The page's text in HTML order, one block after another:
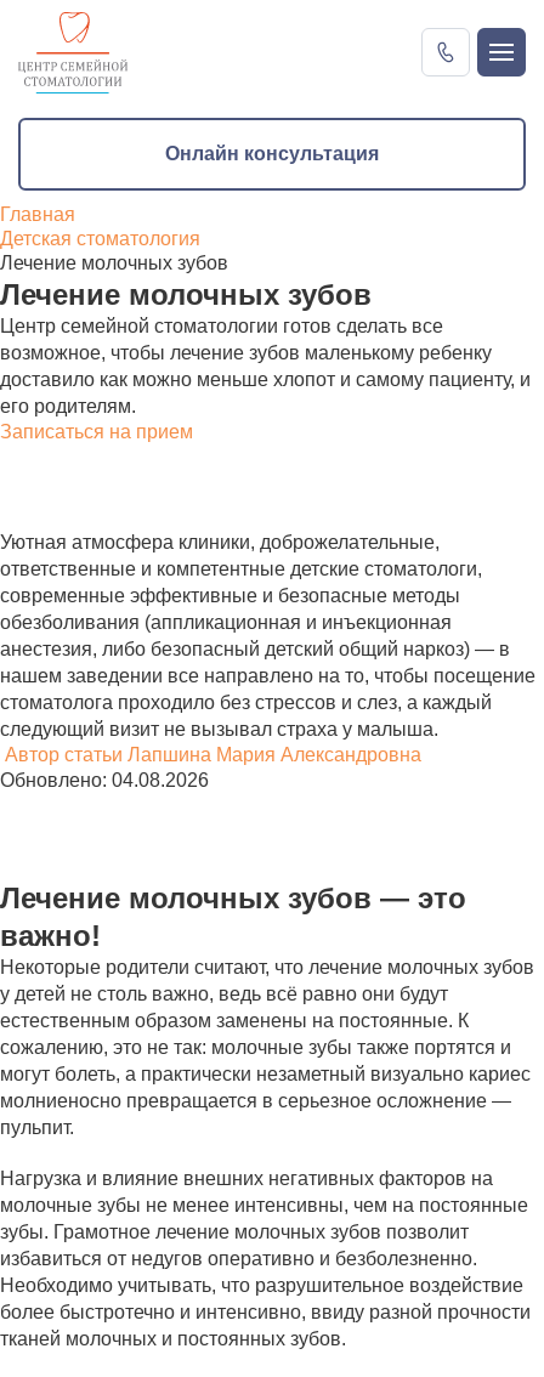
Онлайн консультация
Онлайн консультация
Главная
Детская стоматология
Лечение молочных зубов
Лечение молочных зубов
Центр семейной стоматологии готов сделать все
возможное, чтобы лечение зубов маленькому ребенку
доставило как можно меньше хлопот и самому пациенту, и
его родителям.
Записаться на прием
Уютная атмосфера клиники, доброжелательные,
ответственные и компетентные детские стоматологи,
современные эффективные и безопасные методы
обезболивания (аппликационная и инъекционная
анестезия, либо безопасный детский общий наркоз) — в
нашем заведении все направлено на то, чтобы посещение
стоматолога проходило без стрессов и слез, а каждый
следующий визит не вызывал страха у малыша.
Автор статьи Лапшина Мария Александровна
Обновлено: 04.08.2026
Лечение молочных зубов — это
важно!
Некоторые родители считают, что лечение молочных зубов
у детей не столь важно, ведь всё равно они будут
естественным образом заменены на постоянные. К
сожалению, это не так: молочные зубы также портятся и
могут болеть, а практически незаметный визуально кариес
молниеносно превращается в серьезное осложнение —
пульпит.
Нагрузка и влияние внешних негативных факторов на
молочные зубы не менее интенсивны, чем на постоянные
зубы. Грамотное лечение молочных зубов позволит
избавиться от недугов оперативно и безболезненно.
Необходимо учитывать, что разрушительное воздействие
более быстротечно и интенсивно, ввиду разной прочности
тканей молочных и постоянных зубов.